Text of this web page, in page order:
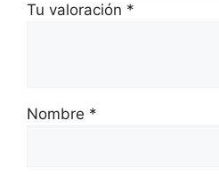
Tu valoración *
Nombre *